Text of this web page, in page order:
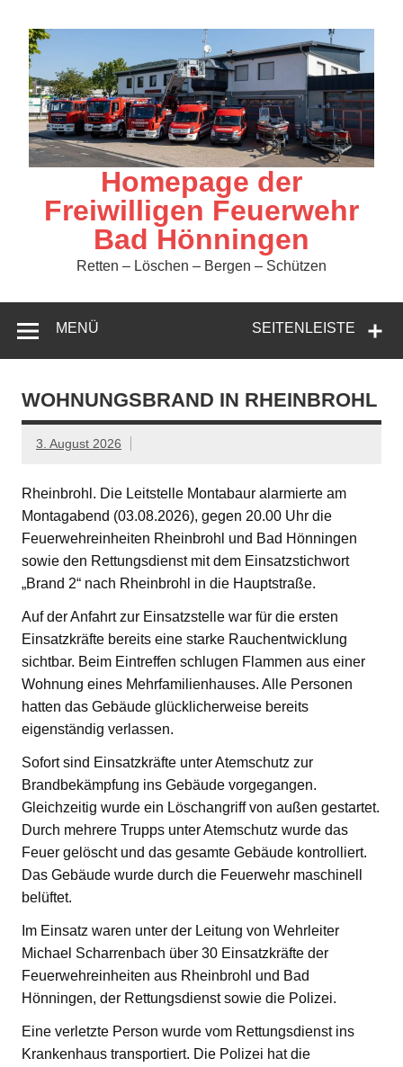
springen
Homepage der
Freiwilligen Feuerwehr
Bad Hönningen
Retten – Löschen – Bergen – Schützen
SEITENLEISTE
MENÜ
WOHNUNGSBRAND IN RHEINBROHL
3. August 2026
Rheinbrohl. Die Leitstelle Montabaur alarmierte am
Montagabend (03.08.2026), gegen 20.00 Uhr die
Feuerwehreinheiten Rheinbrohl und Bad Hönningen
sowie den Rettungsdienst mit dem Einsatzstichwort
„Brand 2“ nach Rheinbrohl in die Hauptstraße.
Auf der Anfahrt zur Einsatzstelle war für die ersten
Einsatzkräfte bereits eine starke Rauchentwicklung
sichtbar. Beim Eintreffen schlugen Flammen aus einer
Wohnung eines Mehrfamilienhauses. Alle Personen
hatten das Gebäude glücklicherweise bereits
eigenständig verlassen.
Sofort sind Einsatzkräfte unter Atemschutz zur
Brandbekämpfung ins Gebäude vorgegangen.
Gleichzeitig wurde ein Löschangriff von außen gestartet.
Durch mehrere Trupps unter Atemschutz wurde das
Feuer gelöscht und das gesamte Gebäude kontrolliert.
Das Gebäude wurde durch die Feuerwehr maschinell
belüftet.
Im Einsatz waren unter der Leitung von Wehrleiter
Michael Scharrenbach über 30 Einsatzkräfte der
Feuerwehreinheiten aus Rheinbrohl und Bad
Hönningen, der Rettungsdienst sowie die Polizei.
Eine verletzte Person wurde vom Rettungsdienst ins
Krankenhaus transportiert. Die Polizei hat die